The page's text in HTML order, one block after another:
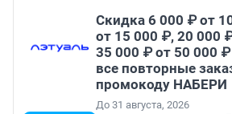
Скидка 6 000 ₽ от
от 15 000 ₽, 20 000
35 000 ₽ от 50 000
все повторные
промокоду НАБЕРИ
До 31 августа, 2026